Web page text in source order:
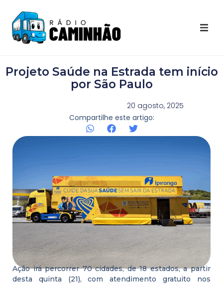
Destaques Youtube
Galeria de Fotos
Agenda
Projeto Saúde na Estrada tem início
por São Paulo
20 agosto, 2025
Compartilhe este artigo:
Ação irá percorrer 70 cidades, de 18 estados, a partir
desta quinta (21), com atendimento gratuito nos